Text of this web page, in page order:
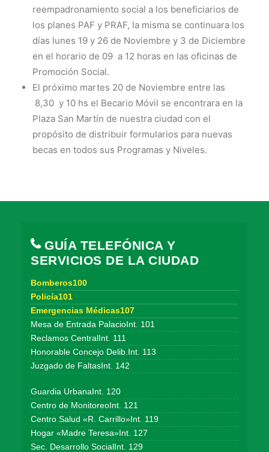
reempadronamiento social a los beneficiarios de
los planes PAF y PRAF, la misma se continuara los
días lunes 19 y 26 de Noviembre y 3 de Diciembre
en el horario de 09 a 12 horas en las oficinas de
Promoción Social.
El próximo martes 20 de Noviembre entre las
8,30 y 10 hs el Becario Móvil se encontrara en la
Plaza San Martín de nuestra ciudad con el
propósito de distribuir formularios para nuevas
becas en todos sus Programas y Niveles.
GUÍA TELEFÓNICA Y
SERVICIOS DE LA CIUDAD
Bomberos100
Policía101
Emergencias Médicas107
Mesa de Entrada PalacioInt. 101
Reclamos CentralInt. 111
Honorable Concejo Delib.Int. 113
Juzgado de FaltasInt. 142
Guardia UrbanaInt. 120
Centro de MonitoreoInt. 121
Centro Salud «R. Carrillo»Int. 119
Hogar «Madre Teresa»Int. 127
Sec. Desarrollo SocialInt. 129